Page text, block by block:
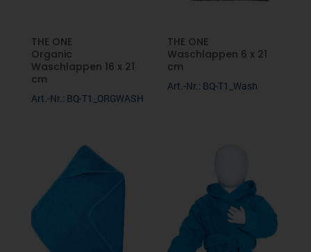
THE ONE
Organic
Waschlappen 16 x 21
cm
Art.-Nr.: BQ-T1_ORGWASH
THE ONE
Waschlappen 6 x 21
cm
Art.-Nr.: BQ-T1_Wash